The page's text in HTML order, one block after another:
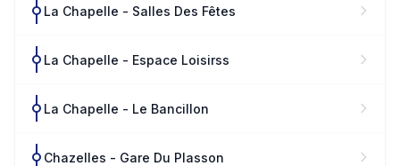
La Chapelle - Salles Des Fêtes
La Chapelle - Espace Loisirss
La Chapelle - Le Bancillon
Chazelles - Gare Du Plasson